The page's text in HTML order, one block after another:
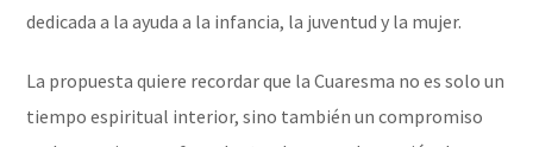
dedicada a la ayuda a la infancia, la juventud y la mujer.
La propuesta quiere recordar que la Cuaresma no es solo un
tiempo espiritual interior, sino también un compromiso